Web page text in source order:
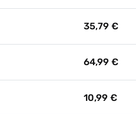
35,79 €
64,99 €
10,99 €